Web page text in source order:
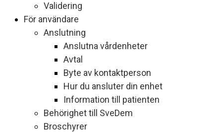
Validering
För användare
Anslutning
Anslutna vårdenheter
Avtal
Byte av kontaktperson
Hur du ansluter din enhet
Information till patienten
Behörighet till SveDem
Broschyrer